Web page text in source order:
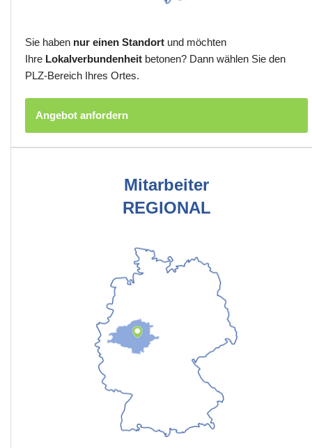
Sie haben nur einen Standort und möchten
Ihre Lokalverbundenheit betonen? Dann wählen Sie den
PLZ-Bereich Ihres Ortes.
Angebot anfordern
Mitarbeiter
REGIONAL